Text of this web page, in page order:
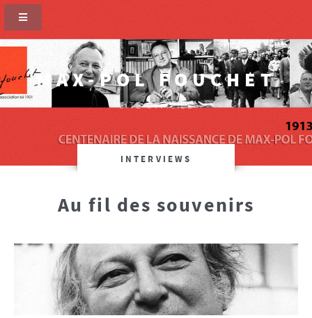
MAX-POL FOUCHET
SITE OFFICIEL
INTERVIEWS
Au fil des souvenirs